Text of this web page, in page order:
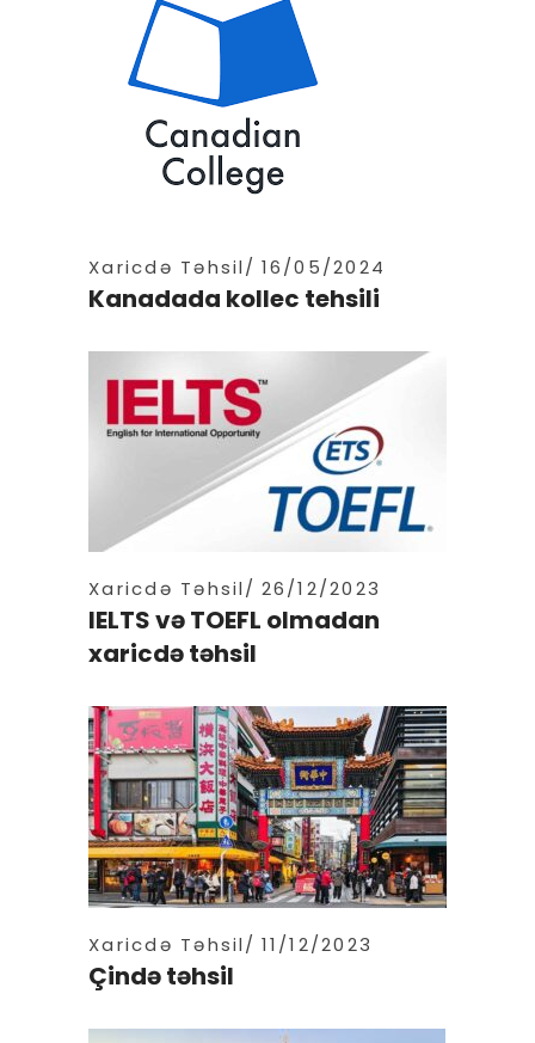
Xaricdə Təhsil 16/05/2024
Kanadada kollec tehsili
Xaricdə Təhsil 26/12/2023
IELTS və TOEFL olmadan
xaricdə təhsil
Xaricdə Təhsil 11/12/2023
Çində təhsil